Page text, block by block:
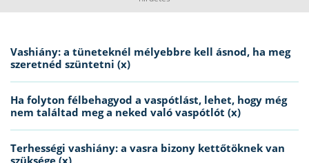
Vashiány: a tüneteknél mélyebbre kell ásnod, ha meg
szeretnéd szüntetni (x)
Ha folyton félbehagyod a vaspótlást, lehet, hogy még
nem találtad meg a neked való vaspótlót (x)
Terhességi vashiány: a vasra bizony kettőtöknek van